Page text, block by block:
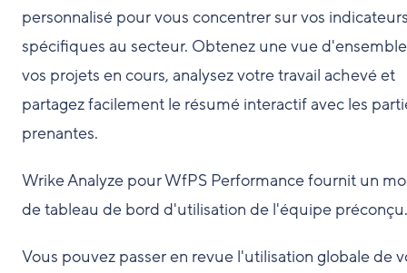
personnalisé pour vous concentrer sur vos
spécifiques au secteur. Obtenez une vue
vos projets en cours, analysez votre travail achevé et
partagez facilement le résumé interactif avec les
prenantes.
Wrike Analyze pour WfPS Performance fournit un
de tableau de bord d'utilisation de l'équipe préconçu.
Vous pouvez passer en revue l'utilisation globale de